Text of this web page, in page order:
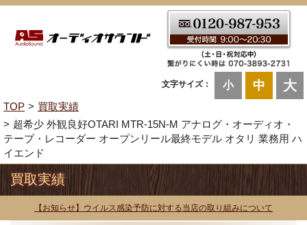
文字サイズ： 小 中 大
TOP
買取実績
超希少 外観良好OTARI MTR-15N-M アナログ・オーディオ・
テープ・レコーダー オープンリール最終モデル オタリ 業務用 ハ
イエンド
買取実績
【お知らせ】ウイルス感染予防に対する当店の取り組みについて